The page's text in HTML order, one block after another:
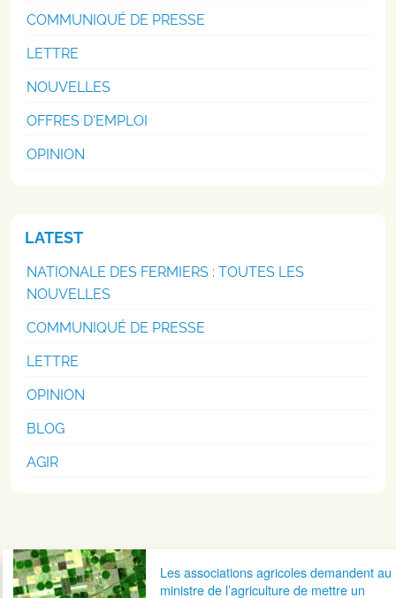
COMMUNIQUÉ DE PRESSE
LETTRE
NOUVELLES
OFFRES D'EMPLOI
OPINION
LATEST
NATIONALE DES FERMIERS : TOUTES LES
NOUVELLES
COMMUNIQUÉ DE PRESSE
LETTRE
OPINION
BLOG
AGIR
Navigation postaleLes associations agricoles demandent au
ministre de l’agriculture de mettre un